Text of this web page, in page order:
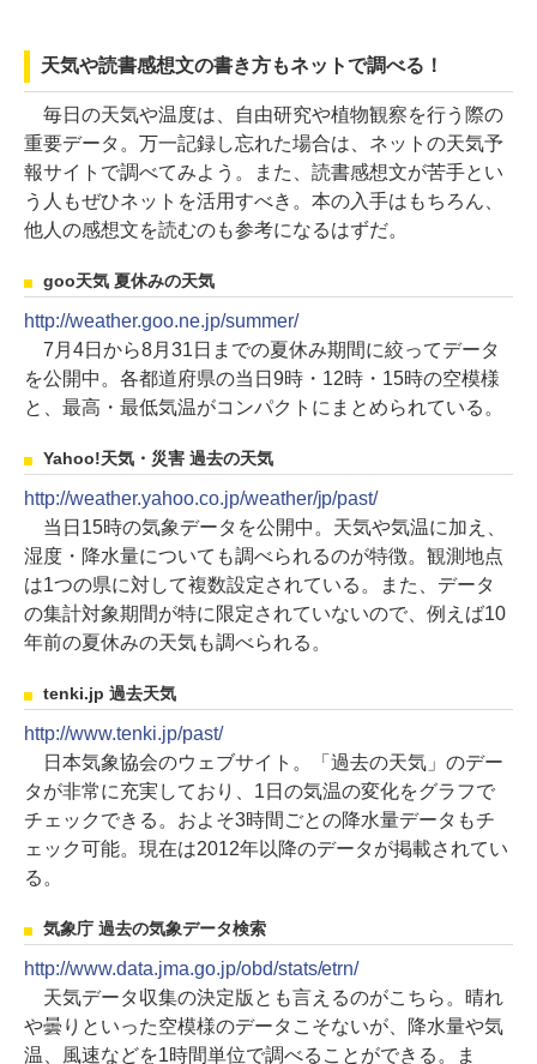
天気や読書感想文の書き方もネットで調べる！
毎日の天気や温度は、自由研究や植物観察を行う際の
重要データ。万一記録し忘れた場合は、ネットの天気予
報サイトで調べてみよう。また、読書感想文が苦手とい
う人もぜひネットを活用すべき。本の入手はもちろん、
他人の感想文を読むのも参考になるはずだ。
goo天気 夏休みの天気
http://weather.goo.ne.jp/summer/
7月4日から8月31日までの夏休み期間に絞ってデータ
を公開中。各都道府県の当日9時・12時・15時の空模様
と、最高・最低気温がコンパクトにまとめられている。
Yahoo!天気・災害 過去の天気
http://weather.yahoo.co.jp/weather/jp/past/
当日15時の気象データを公開中。天気や気温に加え、
湿度・降水量についても調べられるのが特徴。観測地点
は1つの県に対して複数設定されている。また、データ
の集計対象期間が特に限定されていないので、例えば10
年前の夏休みの天気も調べられる。
tenki.jp 過去天気
http://www.tenki.jp/past/
日本気象協会のウェブサイト。「過去の天気」のデー
タが非常に充実しており、1日の気温の変化をグラフで
チェックできる。およそ3時間ごとの降水量データもチ
ェック可能。現在は2012年以降のデータが掲載されてい
る。
気象庁 過去の気象データ検索
http://www.data.jma.go.jp/obd/stats/etrn/
天気データ収集の決定版とも言えるのがこちら。晴れ
や曇りといった空模様のデータこそないが、降水量や気
温、風速などを1時間単位で調べることができる。ま